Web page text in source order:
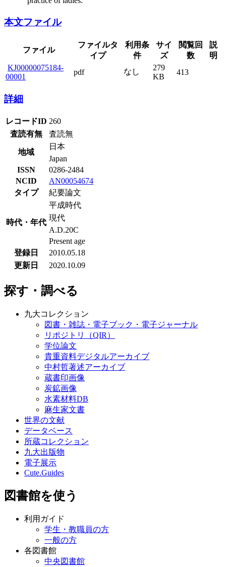
本文ファイル
ファイル
ファイルタ
イプ
利用条
件
サイ
ズ
閲覧回
数
説
明
KJ00000075184-
00001
pdf なし
279
KB
413
詳細
レコードID 260
査読有無
査読無
地域
日本
Japan
ISSN
0286-2484
NCID
AN00054674
タイプ
紀要論文
時代・年代
平成時代
現代
A.D.20C
Present age
登録日
2010.05.18
更新日
2020.10.09
探す・調べる
九大コレクション
図書・雑誌・電子ブック・電子ジャーナル
リポジトリ（QIR）
学位論文
貴重資料デジタルアーカイブ
中村哲著述アーカイブ
蔵書印画像
炭鉱画像
水素材料DB
麻生家文書
世界の文献
データベース
所蔵コレクション
九大出版物
電子展示
Cute.Guides
図書館を使う
利用ガイド
学生・教職員の方
一般の方
各図書館
中央図書館